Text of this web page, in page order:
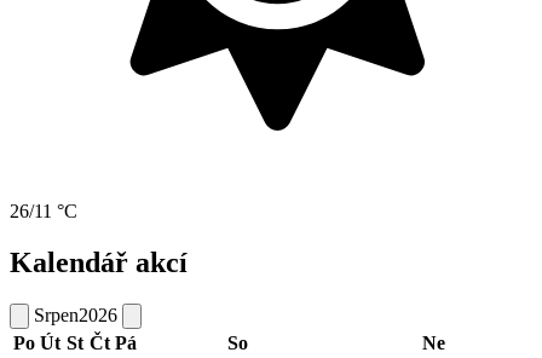
26/11 °C
Kalendář akcí
Srpen2026
Po Út St Čt Pá So Ne